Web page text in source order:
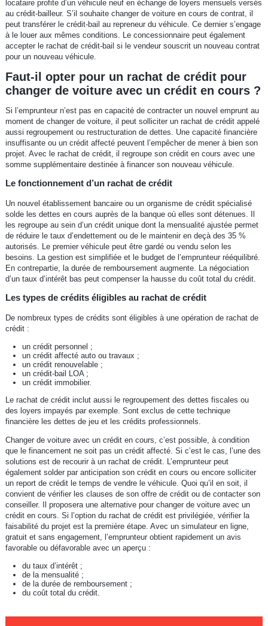
locataire profite d’un véhicule neuf en échange de loyers mensuels versés
au crédit-bailleur. S’il souhaite changer de voiture en cours de contrat, il
peut transférer le crédit-bail au repreneur du véhicule. Ce dernier s’engage
à le louer aux mêmes conditions. Le concessionnaire peut également
accepter le rachat de crédit-bail si le vendeur souscrit un nouveau contrat
pour un nouveau véhicule.
Faut-il opter pour un rachat de crédit pour
changer de voiture avec un crédit en cours ?
Si l’emprunteur n’est pas en capacité de contracter un nouvel emprunt au
moment de changer de voiture, il peut solliciter un rachat de crédit appelé
aussi regroupement ou restructuration de dettes. Une capacité financière
insuffisante ou un crédit affecté peuvent l’empêcher de mener à bien son
projet. Avec le rachat de crédit, il regroupe son crédit en cours avec une
somme supplémentaire destinée à financer son nouveau véhicule.
Le fonctionnement d’un rachat de crédit
Un nouvel établissement bancaire ou un organisme de crédit spécialisé
solde les dettes en cours auprès de la banque où elles sont détenues. Il
les regroupe au sein d’un crédit unique dont la mensualité ajustée permet
de réduire le taux d’endettement ou de le maintenir en deçà des 35 %
autorisés. Le premier véhicule peut être gardé ou vendu selon les
besoins. La gestion est simplifiée et le budget de l’emprunteur rééquilibré.
En contrepartie, la durée de remboursement augmente. La négociation
d’un taux d’intérêt bas peut compenser la hausse du coût total du crédit.
Les types de crédits éligibles au rachat de crédit
De nombreux types de crédits sont éligibles à une opération de rachat de
crédit :
un crédit personnel ;
un crédit affecté auto ou travaux ;
un crédit renouvelable ;
un crédit-bail LOA ;
un crédit immobilier.
Le rachat de crédit inclut aussi le regroupement des dettes fiscales ou
des loyers impayés par exemple. Sont exclus de cette technique
financière les dettes de jeu et les crédits professionnels.
Changer de voiture avec un crédit en cours, c’est possible, à condition
que le financement ne soit pas un crédit affecté. Si c’est le cas, l’une des
solutions est de recourir à un rachat de crédit. L’emprunteur peut
également solder par anticipation son crédit en cours ou encore solliciter
un report de crédit le temps de vendre le véhicule. Quoi qu’il en soit, il
convient de vérifier les clauses de son offre de crédit ou de contacter son
conseiller. Il proposera une alternative pour changer de voiture avec un
crédit en cours. Si l’option du rachat de crédit est privilégiée, vérifier la
faisabilité du projet est la première étape. Avec un simulateur en ligne,
gratuit et sans engagement, l’emprunteur obtient rapidement un avis
favorable ou défavorable avec un aperçu :
du taux d’intérêt ;
de la mensualité ;
de la durée de remboursement ;
du coût total du crédit.